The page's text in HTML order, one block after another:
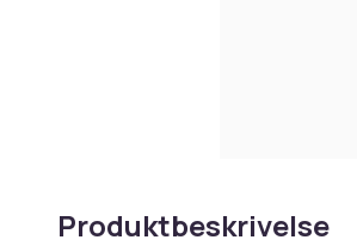
Produktbeskrivelse